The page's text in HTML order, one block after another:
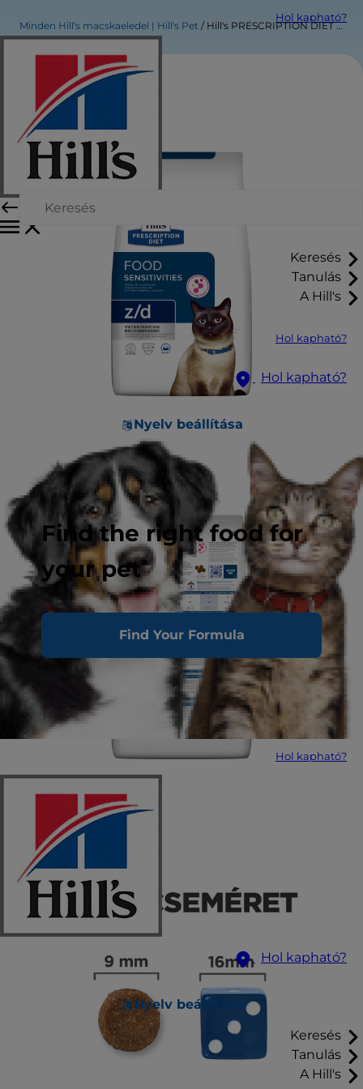
Hol kapható?
Keresés
Tanulás
A Hill's
Hol kapható?
Hol kapható?
Nyelv beállítása
Find the right food for
your pet
Find Your Formula
Hol kapható?
Hol kapható?
Nyelv beállítása
Keresés
Tanulás
A Hill's
Minden Hill's macskaeledel | Hill's Pet Hill's PRESCRIPTION DIET z/d macskaeledel